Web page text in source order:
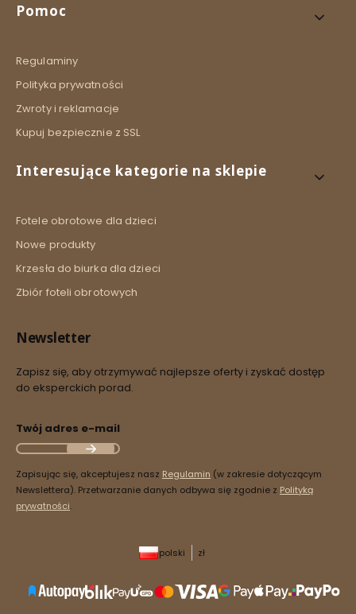
Linki w stopce
Pomoc
Regulaminy
Polityka prywatności
Zwroty i reklamacje
Kupuj bezpiecznie z SSL
Interesujące kategorie na sklepie
Fotele obrotowe dla dzieci
Nowe produkty
Krzesła do biurka dla dzieci
Zbiór foteli obrotowych
Newsletter
Zapisz się, aby otrzymywać najlepsze oferty i zyskać dostęp
do eksperckich porad.
Twój adres e-mail
Zapisując się, akceptujesz nasz Regulamin (w zakresie dotyczącym
Newslettera). Przetwarzanie danych odbywa się zgodnie z Polityką
prywatności.
polski zł